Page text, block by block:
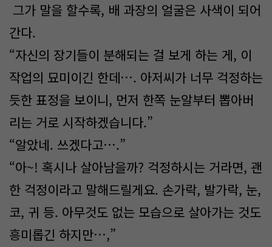
그가 말을 할수록, 배 과장의 얼굴은 사색이 되어
간다.
“자신의 장기들이 분해되는 걸 보게 하는 게, 이
작업의 묘미이긴 한데…. 아저씨가 너무 걱정하는
듯한 표정을 보이니, 먼저 한쪽 눈알부터 뽑아버
리는 거로 시작하겠습니다.”
“알았네. 쓰겠다고….”
“아~! 혹시나 살아남을까? 걱정하시는 거라면, 괜
한 걱정이라고 말해드릴게요. 손가락, 발가락, 눈,
코, 귀 등. 아무것도 없는 모습으로 살아가는 것도
흥미롭긴 하지만…,”